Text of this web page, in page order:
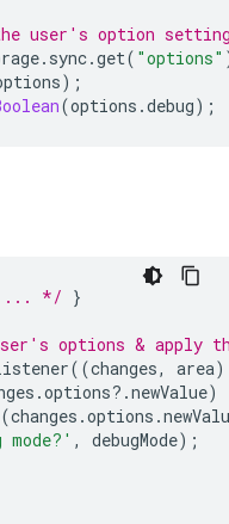
user's option
. sync.get( "options"
);
(options .debug);
... */ }
options & apply
((changes, area)
.options? .newValue)
(changes .options .
mode?' , debugMode);